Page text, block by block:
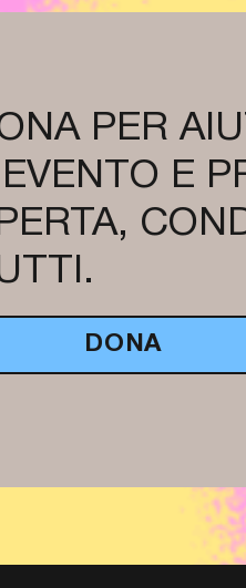
PER
E
DONA